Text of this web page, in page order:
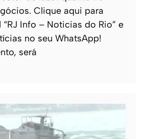
Clique aqui para
Info – Noticias do Rio” e
no seu WhatsApp!
será